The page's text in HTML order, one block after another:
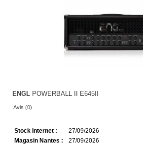
ENGL POWERBALL II E645II
Avis (0)
Stock Internet :
27/09/2026
Magasin Nantes :
27/09/2026